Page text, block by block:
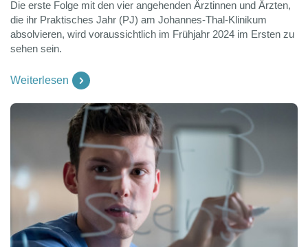
Die erste Folge mit den vier angehenden Ärztinnen und Ärzten,
die ihr Praktisches Jahr (PJ) am Johannes-Thal-Klinikum
absolvieren, wird voraussichtlich im Frühjahr 2024 im Ersten zu
sehen sein.
Weiterlesen